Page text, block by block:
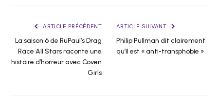
ARTICLE PRÉCÉDENT
La saison 6 de RuPaul’s Drag
Race All Stars raconte une
histoire d’horreur avec Coven
Girls
ARTICLE SUIVANT
Philip Pullman dit clairement
qu’il est « anti-transphobie »